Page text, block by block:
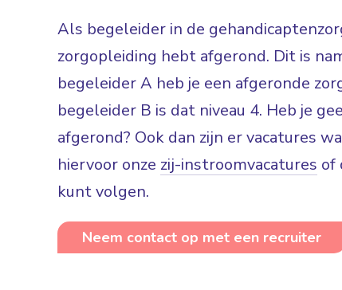
Als begeleider in de
zorgopleiding hebt afgerond. Dit is
begeleider A heb je een afgeronde
begeleider B is dat niveau 4. Heb je
afgerond? Ook dan zijn er vacatures
hiervoor onze zij-instroomvacatures of
kunt volgen.
Neem contact op met een recruiter